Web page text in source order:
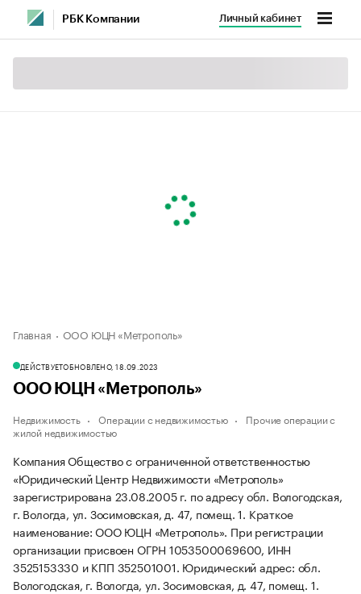
РБК Компании Личный кабинет
Главная ООО ЮЦН «Метрополь»
ДЕЙСТВУЕТОБНОВЛЕНО, 18.09.2023
ООО ЮЦН «Метрополь»
Недвижимость Операции с недвижимостью
Прочие операции с
жилой недвижимостью
Компания Общество с ограниченной ответственностью
«Юридический Центр Недвижимости «Метрополь»
зарегистрирована 23.08.2005 г. по адресу обл. Вологодская,
г. Вологда, ул. Зосимовская, д. 47, помещ. 1. Краткое
наименование: ООО ЮЦН «Метрополь». При регистрации
организации присвоен ОГРН 1053500069600, ИНН
3525153330 и КПП 352501001. Юридический адрес: обл.
Вологодская, г. Вологда, ул. Зосимовская, д. 47, помещ. 1.